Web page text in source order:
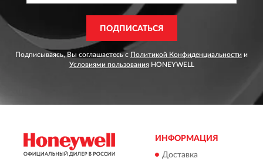
ПОДПИСАТЬСЯ
Подписываясь, Вы соглашаетесь с Политикой Конфиденциальности и
Условиями пользованияHONEYWELL
ИНФОРМАЦИЯ
Доставка